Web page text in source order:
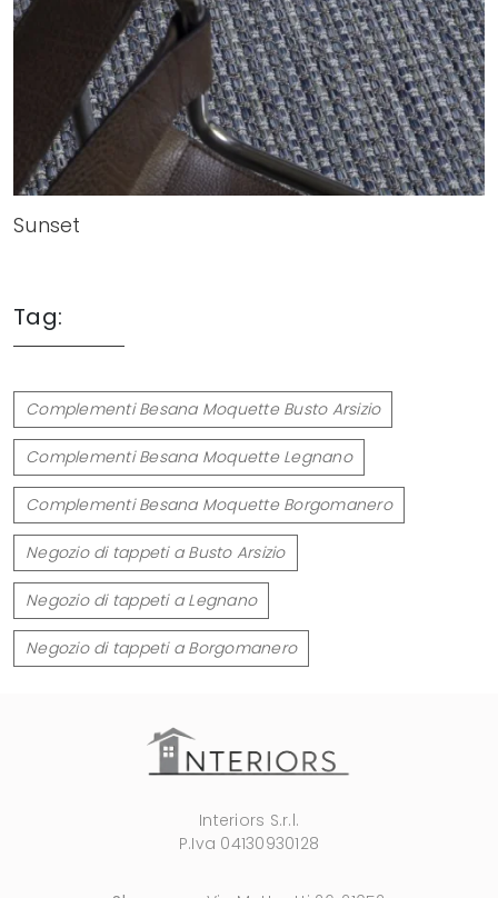
Sunset
Tag:
Complementi Besana Moquette Busto Arsizio
Complementi Besana Moquette Legnano
Complementi Besana Moquette Borgomanero
Negozio di tappeti a Busto Arsizio
Negozio di tappeti a Legnano
Negozio di tappeti a Borgomanero
Interiors S.r.l.
P.Iva 04130930128